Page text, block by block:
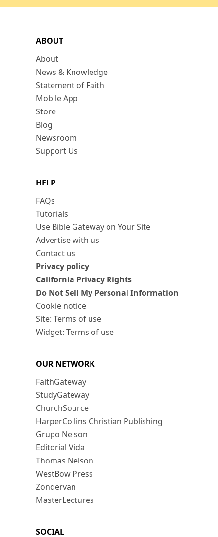
ABOUT
About
News & Knowledge
Statement of Faith
Mobile App
Store
Blog
Newsroom
Support Us
HELP
FAQs
Tutorials
Use Bible Gateway on Your Site
Advertise with us
Contact us
Privacy policy
California Privacy Rights
Do Not Sell My Personal Information
Cookie notice
Site: Terms of use
Widget: Terms of use
OUR NETWORK
FaithGateway
StudyGateway
ChurchSource
HarperCollins Christian Publishing
Grupo Nelson
Editorial Vida
Thomas Nelson
WestBow Press
Zondervan
MasterLectures
SOCIAL